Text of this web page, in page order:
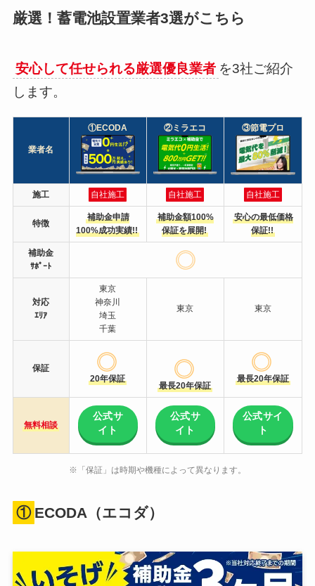
厳選！蓄電池設置業者3選がこちら
安心して任せられる厳選優良業者 を3社ご紹介
します。
業者名
①ECODA ②ミラエコ ③節電プロ
施工 自社施工 自社施工 自社施工
特徴
補助金申請
100%成功実績!!
補助金額100%
保証を展開!
安心の最低価格
保証!!
補助金
ｻﾎﾟｰﾄ
対応
ｴﾘｱ
東京
神奈川
埼玉
千葉
東京 東京
保証
20年保証
最長20年保証
最長20年保証
無料相談
公式サ
イト
公式サ
イト
公式サイ
ト
※「保証」は時期や機種によって異なります。
① ECODA（エコダ）